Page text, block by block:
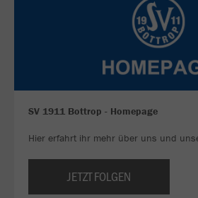
SV 1911 Bottrop - Homepage
Hier erfahrt ihr mehr über uns und
JETZT FOLGEN